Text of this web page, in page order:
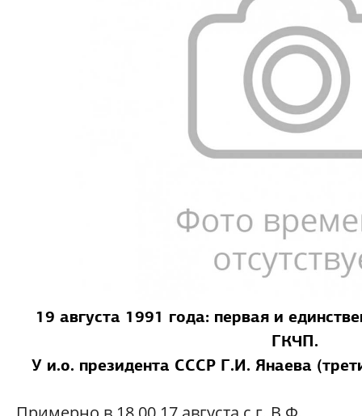
19 августа 1991 года: первая и
ГКЧП.
У и.о. президента СССР Г.И. Янаева